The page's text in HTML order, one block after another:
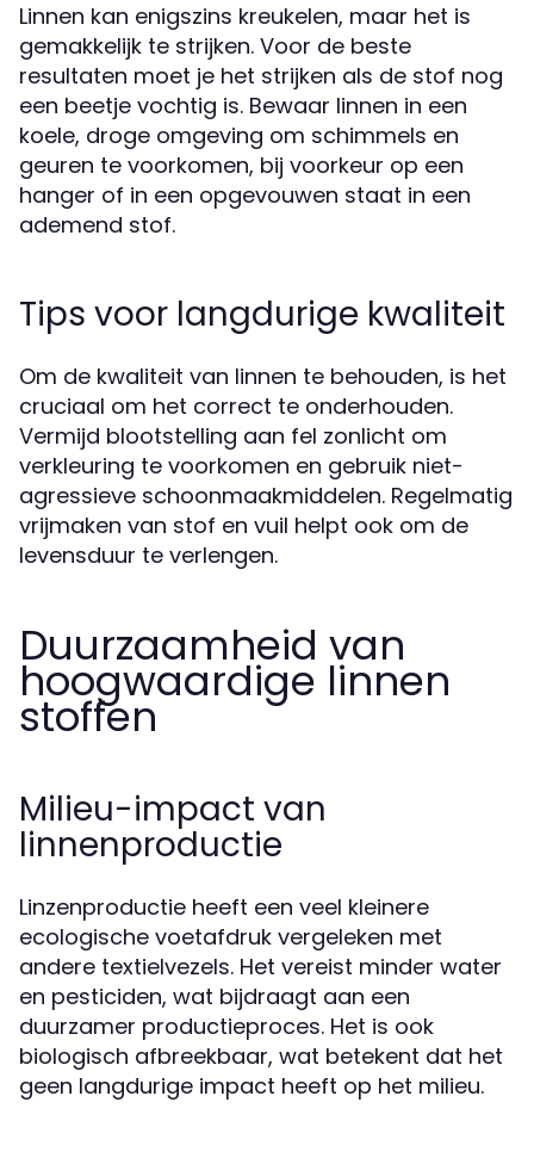
Linnen kan enigszins kreukelen, maar het is
gemakkelijk te strijken. Voor de beste
resultaten moet je het strijken als de stof nog
een beetje vochtig is. Bewaar linnen in een
koele, droge omgeving om schimmels en
geuren te voorkomen, bij voorkeur op een
hanger of in een opgevouwen staat in een
ademend stof.
Tips voor langdurige kwaliteit
Om de kwaliteit van linnen te behouden, is het
cruciaal om het correct te onderhouden.
Vermijd blootstelling aan fel zonlicht om
verkleuring te voorkomen en gebruik niet-
agressieve schoonmaakmiddelen. Regelmatig
vrijmaken van stof en vuil helpt ook om de
levensduur te verlengen.
Duurzaamheid van
hoogwaardige linnen
stoffen
Milieu-impact van
linnenproductie
Linzenproductie heeft een veel kleinere
ecologische voetafdruk vergeleken met
andere textielvezels. Het vereist minder water
en pesticiden, wat bijdraagt aan een
duurzamer productieproces. Het is ook
biologisch afbreekbaar, wat betekent dat het
geen langdurige impact heeft op het milieu.